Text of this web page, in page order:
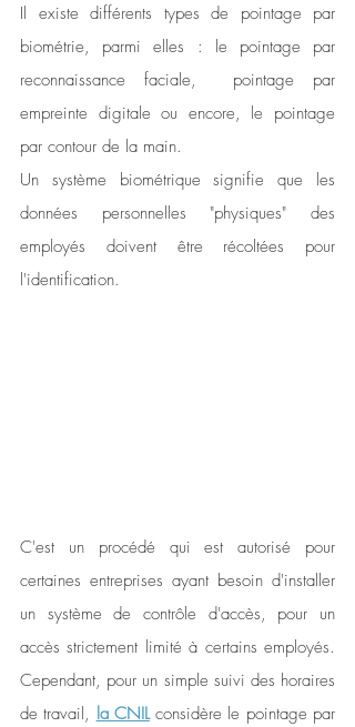
Il existe différents types de pointage par
biométrie, parmi elles : le pointage par
reconnaissance faciale,  pointage par
empreinte digitale ou encore, le pointage
par contour de la main.
Un système biométrique signifie que les
données personnelles "physiques" des
employés doivent être récoltées pour
l'identification.
C'est un procédé qui est autorisé pour
certaines entreprises ayant besoin d'installer
un système de contrôle d'accès, pour un
accès strictement limité à certains employés.
Cependant, pour un simple suivi des horaires
de travail, la CNIL considère le pointage par